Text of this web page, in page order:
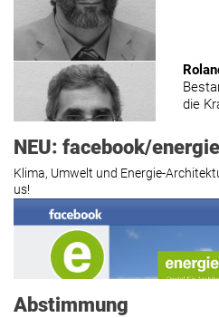
www.holzmagazin.com
die
NEU: facebook/
Klima, Umwelt und Energie-
us!
Abstimmung